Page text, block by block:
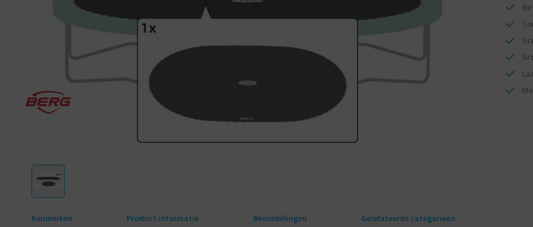
Kenmerken Product informatie Beoordelingen Gerelateerde categorieën